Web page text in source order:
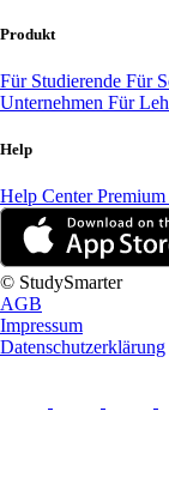
Produkt
Für Studierende Für
Unternehmen Für
Help
Help Center
© StudySmarter
AGB
Impressum
Datenschutzerklärung